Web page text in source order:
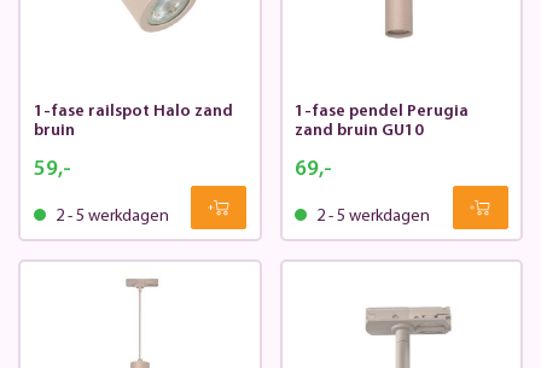
1-fase railspot Halo zand
bruin
59,-
2 - 5 werkdagen
1-fase pendel Perugia
zand bruin GU10
69,-
2 - 5 werkdagen